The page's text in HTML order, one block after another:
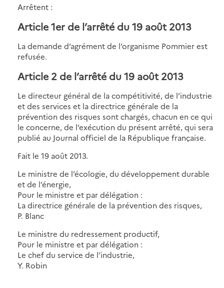
Arrêtent :
Article 1er de l’arrêté du 19 août 2013
La demande d’agrément de l’organisme Pommier est
refusée.
Article 2 de l’arrêté du 19 août 2013
Le directeur général de la compétitivité, de l’industrie
et des services et la directrice générale de la
prévention des risques sont chargés, chacun en ce qui
le concerne, de l’exécution du présent arrêté, qui sera
publié au Journal officiel de la République française.
Fait le 19 août 2013.
Le ministre de l’écologie, du développement durable
et de l’énergie,
Pour le ministre et par délégation :
La directrice générale de la prévention des risques,
P. Blanc
Le ministre du redressement productif,
Pour le ministre et par délégation :
Le chef du service de l’industrie,
Y. Robin